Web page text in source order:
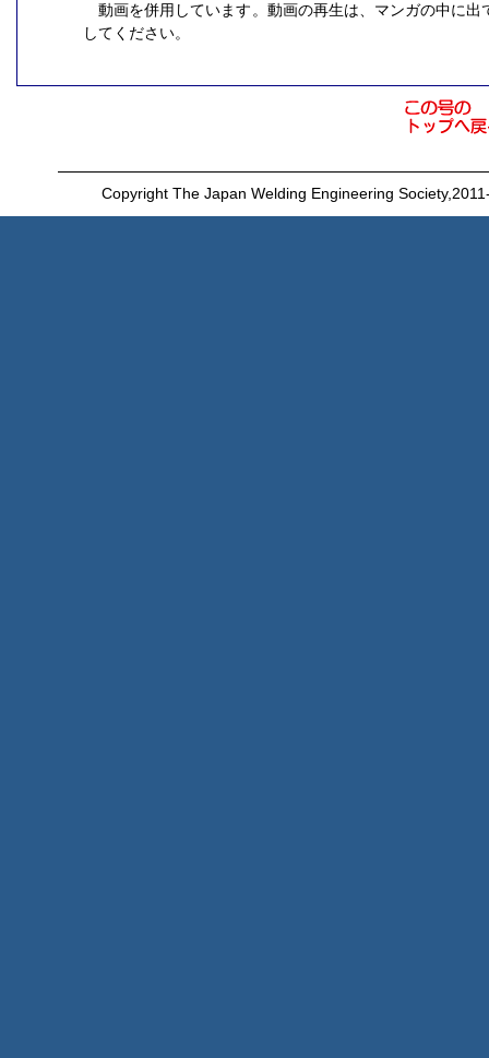
動画を併用しています。動画の再生は、マンガの中に
してください。
Copyright The Japan Welding Engineering